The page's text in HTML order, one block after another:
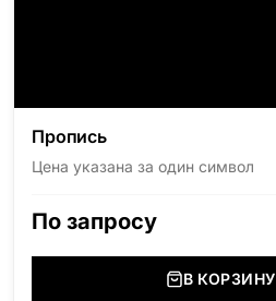
Пропись
Цена указана за один символ
По запросу
В КОРЗИНУ